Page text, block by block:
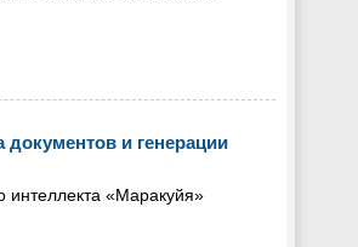
и генерации
интеллекта «Маракуйя»